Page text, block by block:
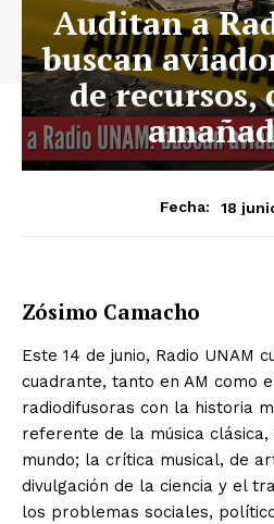
Auditan a
buscan
de
Fecha: 18
Zósimo Camacho
Este 14 de junio, Radio UNAM
cuadrante, tanto en AM como
radiodifusoras con la historia
referente de la música
mundo; la crítica musical, de
divulgación de la ciencia y el
los problemas sociales,